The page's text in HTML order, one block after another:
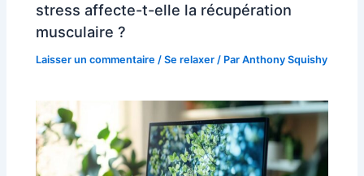
stress affecte-t-elle la récupération
musculaire ?
Laisser un commentaire /Se relaxer / ParAnthony Squishy